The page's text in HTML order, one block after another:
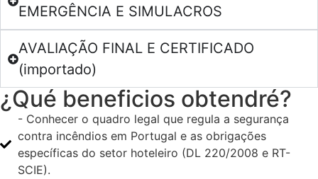
EMERGÊNCIA E SIMULACROS
AVALIAÇÃO FINAL E CERTIFICADO
(importado)
¿Qué beneficios obtendré?
- Conhecer o quadro legal que regula a segurança
contra incêndios em Portugal e as obrigações
específicas do setor hoteleiro (DL 220/2008 e RT-
SCIE).